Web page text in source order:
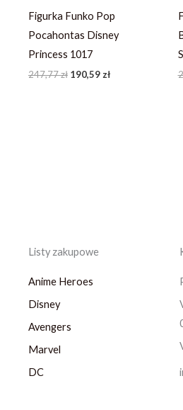
Figurka Funko Pop
Pocahontas Disney
Princess 1017
247,77zł 190,59 zł
Listy zakupowe
Anime Heroes
Disney
Avengers
Marvel
DC